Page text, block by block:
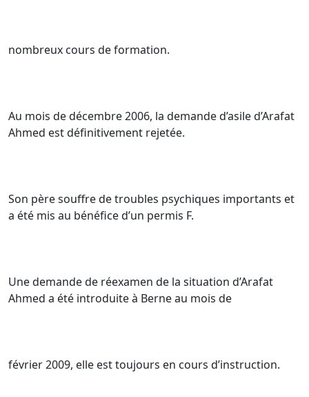
nombreux cours de formation.
Au mois de décembre 2006, la demande d’asile d’Arafat
Ahmed est définitivement rejetée.
Son père souffre de troubles psychiques importants et
a été mis au bénéfice d’un permis F.
Une demande de réexamen de la situation d’Arafat
Ahmed a été introduite à Berne au mois de
février 2009, elle est toujours en cours d’instruction.